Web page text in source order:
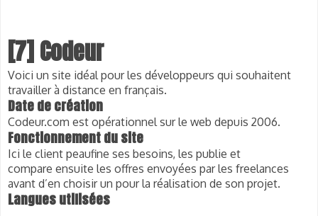
[7] Codeur
Voici un site idéal pour les développeurs qui souhaitent
travailler à distance en français.
Date de création
Codeur.com est opérationnel sur le web depuis 2006.
Fonctionnement du site
Ici le client peaufine ses besoins, les publie et
compare ensuite les offres envoyées par les freelances
avant d’en choisir un pour la réalisation de son projet.
Langues utilisées